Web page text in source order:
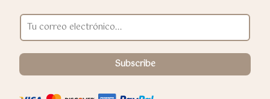
E
m
a
l Subscribe